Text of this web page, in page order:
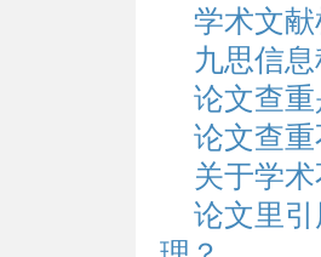
学术文
九思信
论文查
论文查
关于学
论文里